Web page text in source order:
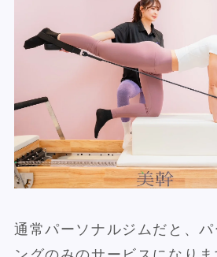
通常パーソナルジムだと、